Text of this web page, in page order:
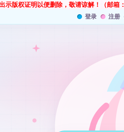
版权证明以便删除，敬请谅解！（邮箱：
登录 注册